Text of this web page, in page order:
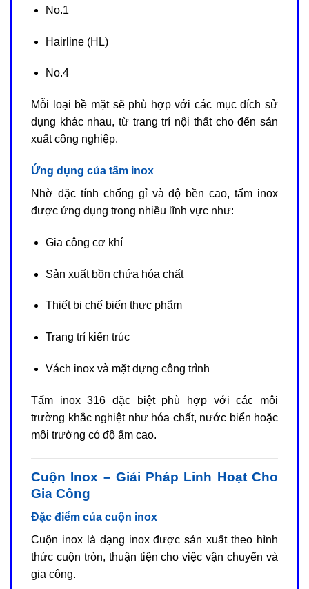
No.1
Hairline (HL)
No.4
Mỗi loại bề mặt sẽ phù hợp với các mục đích sử
dụng khác nhau, từ trang trí nội thất cho đến sản
xuất công nghiệp.
Ứng dụng của tấm inox
Nhờ đặc tính chống gỉ và độ bền cao, tấm inox
được ứng dụng trong nhiều lĩnh vực như:
Gia công cơ khí
Sản xuất bồn chứa hóa chất
Thiết bị chế biến thực phẩm
Trang trí kiến trúc
Vách inox và mặt dựng công trình
Tấm inox 316 đặc biệt phù hợp với các môi
trường khắc nghiệt như hóa chất, nước biển hoặc
môi trường có độ ẩm cao.
Cuộn Inox – Giải Pháp Linh Hoạt Cho
Gia Công
Đặc điểm của cuộn inox
Cuộn inox là dạng inox được sản xuất theo hình
thức cuộn tròn, thuận tiện cho việc vận chuyển và
gia công.